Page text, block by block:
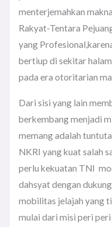
menterjemahkan
Rakyat-Tentara
yang
bertiup di sekitar
pada era otoritarian
Dari sisi yang lain
berkembang menjadi
memang adalah
NKRI yang kuat salah
perlu kekuatan TNI
dahsyat dengan
mobilitas jelajah yang
mulai dari misi peri